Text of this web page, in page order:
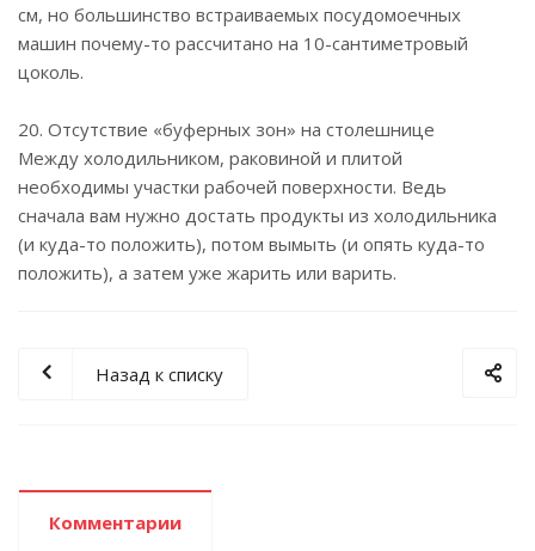
см, но большинство встраиваемых посудомоечных
машин почему-то рассчитано на 10-сантиметровый
цоколь.
20. Отсутствие «буферных зон» на столешнице
Между холодильником, раковиной и плитой
необходимы участки рабочей поверхности. Ведь
сначала вам нужно достать продукты из холодильника
(и куда-то положить), потом вымыть (и опять куда-то
положить), а затем уже жарить или варить.
Назад к списку
Комментарии